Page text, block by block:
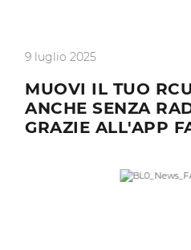
9 luglio 2025
MUOVI IL TUO
ANCHE SENZA
GRAZIE ALL'APP